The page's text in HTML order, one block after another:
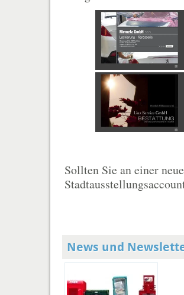
Sollten Sie an einer
News und